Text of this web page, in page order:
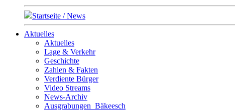
Startseite / News
Aktuelles
Aktuelles
Lage & Verkehr
Geschichte
Zahlen & Fakten
Verdiente Bürger
Video Streams
News-Archiv
Ausgrabungen_Bäkeesch